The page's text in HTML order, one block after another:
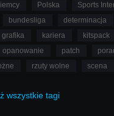
Polska
Sports
bundesliga
determinacja
grafika kariera
kitspack
opanowanie patch
rzuty wolne
scena
wszystkie tagi